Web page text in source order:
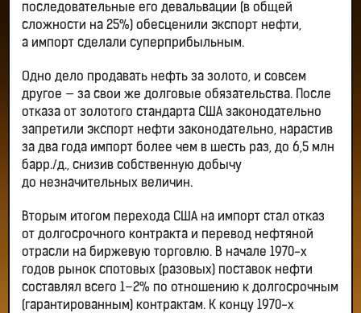
последовательные его девальвации (в общей
сложности на 25%) обесценили экспорт нефти,
а импорт сделали суперприбыльным.
Одно дело продавать нефть за золото, и совсем
другое — за свои же долговые обязательства. После
отказа от золотого стандарта США законодательно
запретили экспорт нефти законодательно, нарастив
за два года импорт более чем в шесть раз, до 6,5 млн
барр./д., снизив собственную добычу
до незначительных величин.
Вторым итогом перехода США на импорт стал отказ
от долгосрочного контракта и перевод нефтяной
отрасли на биржевую торговлю. В начале 1970-х
годов рынок спотовых (разовых) поставок нефти
составлял всего 1–2% по отношению к долгосрочным
(гарантированным) контрактам. К концу 1970-х